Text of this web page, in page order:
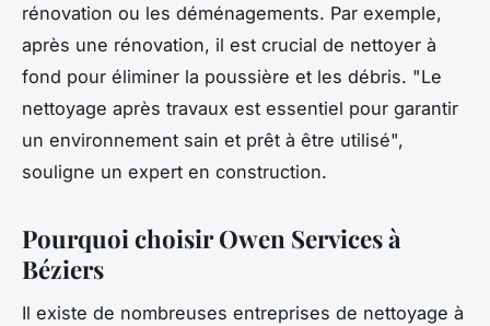
rénovation ou les déménagements. Par exemple,
après une rénovation, il est crucial de nettoyer à
fond pour éliminer la poussière et les débris. "Le
nettoyage après travaux est essentiel pour garantir
un environnement sain et prêt à être utilisé",
souligne un expert en construction.
Pourquoi choisir Owen Services à
Béziers
Il existe de nombreuses entreprises de nettoyage à